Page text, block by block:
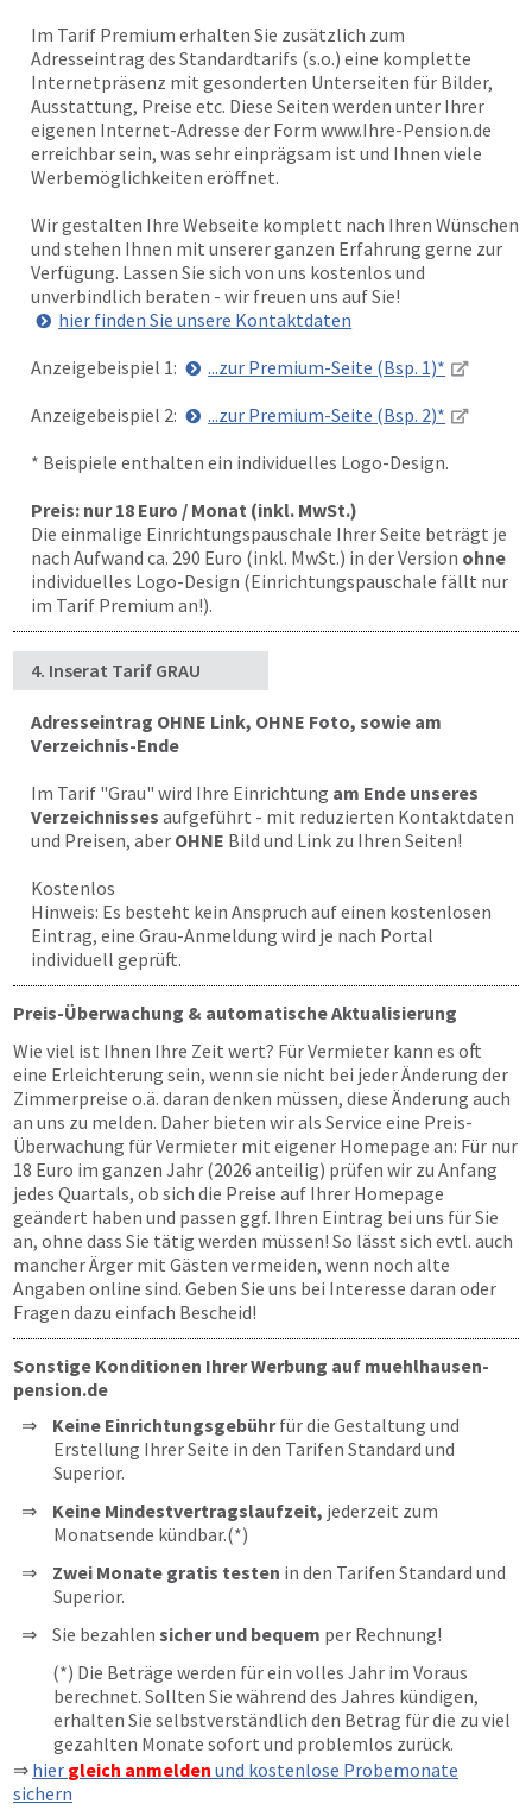
Im Tarif Premium erhalten Sie zusätzlich zum
Adresseintrag des Standardtarifs (s.o.) eine komplette
Internetpräsenz mit gesonderten Unterseiten für Bilder,
Ausstattung, Preise etc. Diese Seiten werden unter Ihrer
eigenen Internet-Adresse der Form www.Ihre-Pension.de
erreichbar sein, was sehr einprägsam ist und Ihnen viele
Werbemöglichkeiten eröffnet.
Wir gestalten Ihre Webseite komplett nach Ihren Wünschen
und stehen Ihnen mit unserer ganzen Erfahrung gerne zur
Verfügung. Lassen Sie sich von uns kostenlos und
unverbindlich beraten - wir freuen uns auf Sie!
hier finden Sie unsere Kontaktdaten
Anzeigebeispiel 1:
...zur Premium-Seite (Bsp. 1)*
Anzeigebeispiel 2:
...zur Premium-Seite (Bsp. 2)*
* Beispiele enthalten ein individuelles Logo-Design.
Preis: nur 18 Euro / Monat (inkl. MwSt.)
Die einmalige Einrichtungspauschale Ihrer Seite beträgt je
nach Aufwand ca. 290 Euro (inkl. MwSt.) in der Version ohne
individuelles Logo-Design (Einrichtungspauschale fällt nur
im Tarif Premium an!).
4. Inserat Tarif GRAU
Adresseintrag OHNE Link, OHNE Foto, sowie am
Verzeichnis-Ende
Im Tarif "Grau" wird Ihre Einrichtung am Ende unseres
Verzeichnisses aufgeführt - mit reduzierten Kontaktdaten
und Preisen, aber OHNE Bild und Link zu Ihren Seiten!
Kostenlos
Hinweis: Es besteht kein Anspruch auf einen kostenlosen
Eintrag, eine Grau-Anmeldung wird je nach Portal
individuell geprüft.
Preis-Überwachung & automatische Aktualisierung
Wie viel ist Ihnen Ihre Zeit wert? Für Vermieter kann es oft
eine Erleichterung sein, wenn sie nicht bei jeder Änderung der
Zimmerpreise o.ä. daran denken müssen, diese Änderung auch
an uns zu melden. Daher bieten wir als Service eine Preis-
Überwachung für Vermieter mit eigener Homepage an: Für nur
18 Euro im ganzen Jahr (2026 anteilig) prüfen wir zu Anfang
jedes Quartals, ob sich die Preise auf Ihrer Homepage
geändert haben und passen ggf. Ihren Eintrag bei uns für Sie
an, ohne dass Sie tätig werden müssen! So lässt sich evtl. auch
mancher Ärger mit Gästen vermeiden, wenn noch alte
Angaben online sind. Geben Sie uns bei Interesse daran oder
Fragen dazu einfach Bescheid!
Sonstige Konditionen Ihrer Werbung auf muehlhausen-
pension.de
Keine Einrichtungsgebührfür die Gestaltung und
Erstellung Ihrer Seite in den Tarifen Standard und
Superior.
Keine Mindestvertragslaufzeit, jederzeit zum
Monatsende kündbar.(*)
Zwei Monate gratis testen in den Tarifen Standard und
Superior.
Sie bezahlen sicher und bequem per Rechnung!
(*) Die Beträge werden für ein volles Jahr im Voraus
berechnet. Sollten Sie während des Jahres kündigen,
erhalten Sie selbstverständlich den Betrag für die zu viel
gezahlten Monate sofort und problemlos zurück.
⇒ hier gleich anmelden und kostenlose Probemonate
sichern